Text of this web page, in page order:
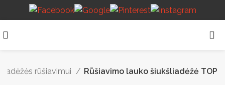
rūšiavimui Rūšiavimo lauko šiukšliadėžė TOP